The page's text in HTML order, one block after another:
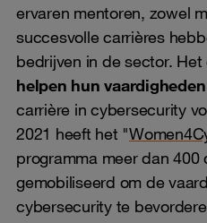
ervaren mentoren, zowel
succesvolle carrières
bedrijven in de sector.
helpen hun
carrière in cybersecurity
2021 heeft het "
programma meer dan 400
gemobiliseerd om de
cybersecurity te